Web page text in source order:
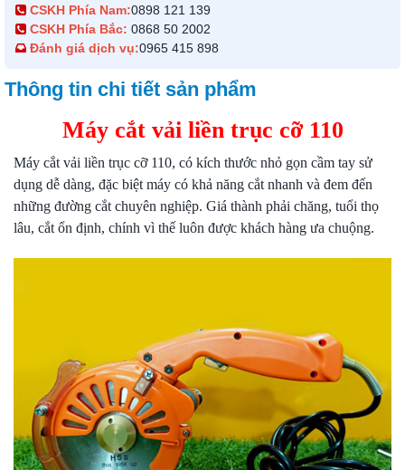
CSKH Phía Nam:0898 121 139
CSKH Phía Bắc: 0868 50 2002
Đánh giá dịch vụ:0965 415 898
Thông tin chi tiết sản phẩm
Máy cắt vải liền trục cỡ 110
Máy cắt vải liền trục cỡ 110, có kích thước nhỏ gọn cầm tay sử
dụng dễ dàng, đặc biệt máy có khả năng cắt nhanh và đem đến
những đường cắt chuyên nghiệp. Giá thành phải chăng, tuổi thọ
lâu, cắt ổn định, chính vì thế luôn được khách hàng ưa chuộng.